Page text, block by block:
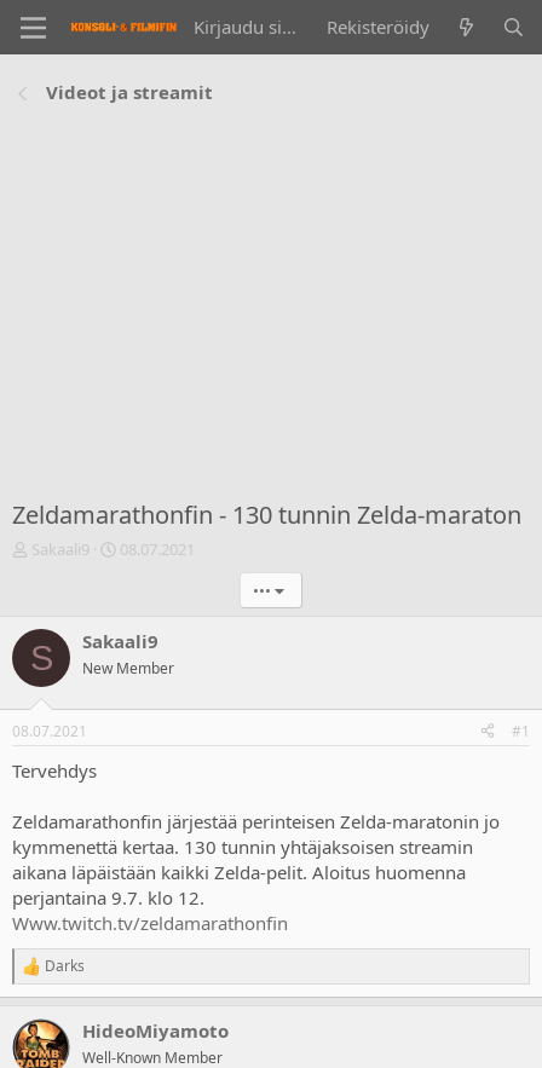
Kirjaudu sisään Rekisteröidy
Videot ja streamit
Zeldamarathonfin - 130 tunnin Zelda-maraton
V
t
i
e
t
j
u
l
o
i
t
t
j
a
Sakaali9
A
t
s
i
ä
ä
r
ä
08.07.2021
•••
S Sakaali9
New Member
08.07.2021 #1
Tervehdys
Zeldamarathonfin järjestää perinteisen Zelda-maratonin jo
kymmenettä kertaa. 130 tunnin yhtäjaksoisen streamin
aikana läpäistään kaikki Zelda-pelit. Aloitus huomenna
perjantaina 9.7. klo 12.
Www.twitch.tv/zeldamarathonfin
R
e
c
t
Darks
HideoMiyamoto
Well-Known Member